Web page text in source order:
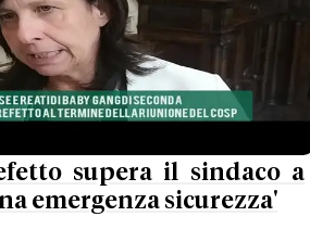
supera il sindaco a
emergenza sicurezza'